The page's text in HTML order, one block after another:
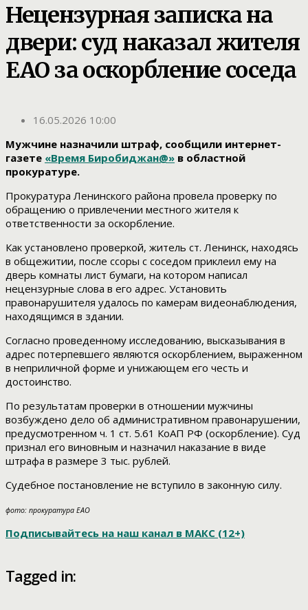
Нецензурная записка на
двери: суд наказал жителя
ЕАО за оскорбление соседа
16.05.2026 10:00
Мужчине назначили штраф, сообщили интернет-
газете «Время Биробиджан@» в областной
прокуратуре.
Прокуратура Ленинского района провела проверку по
обращению о привлечении местного жителя к
ответственности за оскорбление.
Как установлено проверкой, житель ст. Ленинск, находясь
в общежитии, после ссоры с соседом приклеил ему на
дверь комнаты лист бумаги, на котором написал
нецензурные слова в его адрес. Установить
правонарушителя удалось по камерам видеонаблюдения,
находящимся в здании.
Согласно проведенному исследованию, высказывания в
адрес потерпевшего являются оскорблением, выраженном
в неприличной форме и унижающем его честь и
достоинство.
По результатам проверки в отношении мужчины
возбуждено дело об административном правонарушении,
предусмотренном ч. 1 ст. 5.61 КоАП РФ (оскорбление). Суд
признал его виновным и назначил наказание в виде
штрафа в размере 3 тыс. рублей.
Судебное постановление не вступило в законную силу.
фото: прокуратура ЕАО
Подписывайтесь на наш канал в МАКС (12+)
Tagged in: